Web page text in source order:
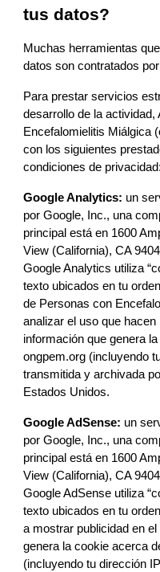
tus datos?
Muchas herramientas
datos son contratados
Para prestar servicios
desarrollo de la actividad,
Encefalomielitis Miálgica
con los siguientes
condiciones de privacidad:
Google Analytics: un
por Google, Inc., una
principal está en 1600
View (California), CA
Google Analytics utiliza
texto ubicados en tu
de Personas con
analizar el uso que
ongpem.org (incluyendo
transmitida y archivada
Estados Unidos.
Google AdSense: un
por Google, Inc., una
principal está en 1600
View (California), CA
Google AdSense utiliza
texto ubicados en tu
a mostrar publicidad en
genera la cookie acerca
(incluyendo tu dirección